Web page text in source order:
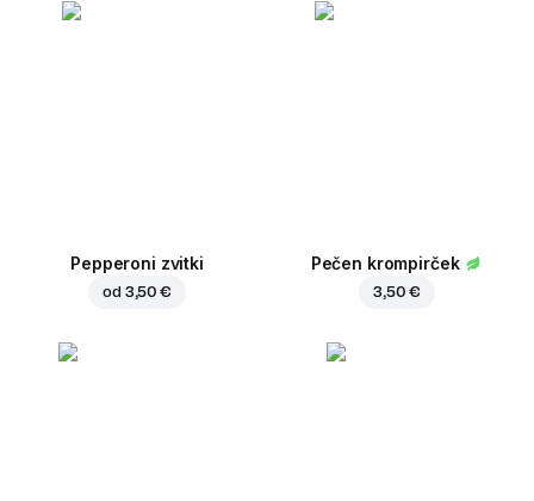
Pepperoni zvitki
od 3,50 €
Pečen krompirček
3,50 €